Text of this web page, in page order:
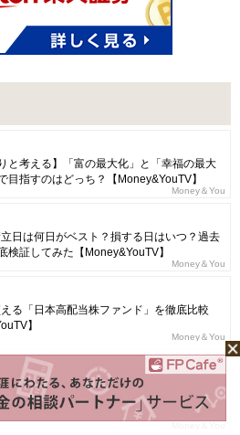
と考える】「富の最大化」と「幸福の最大
目指すのはどっち？【Money&YouTV】
Money＆You
日は何日がベスト？損する日はいつ？過去
検証してみた【Money&YouTV】
Money＆You
る「日本高配当株ファンド」を徹底比較
】
Money＆You
/本要約】会社も役所も銀行も教えてくれな
っと困らないお金の話」【Money&You